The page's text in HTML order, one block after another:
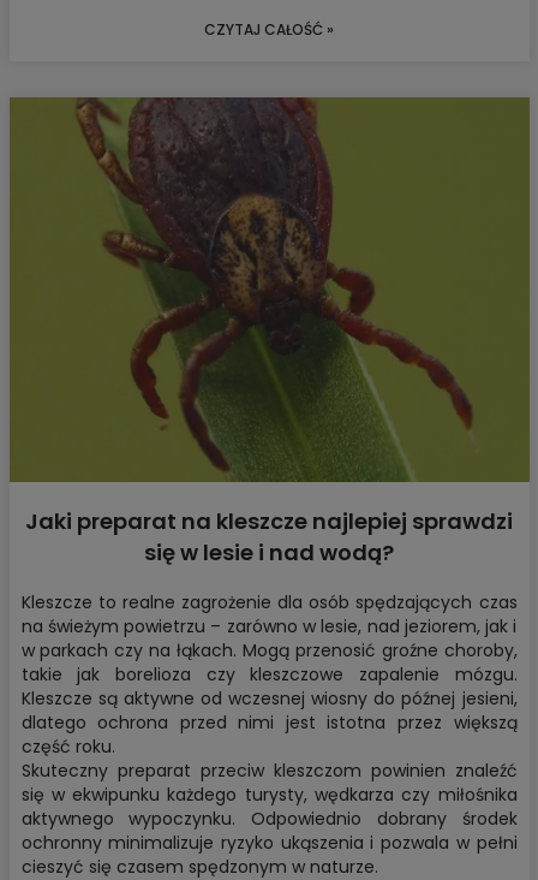
CZYTAJ CAŁOŚĆ »
Jaki preparat na kleszcze najlepiej sprawdzi
się w lesie i nad wodą?
Kleszcze to realne zagrożenie dla osób spędzających czas
na świeżym powietrzu – zarówno w lesie, nad jeziorem, jak i
w parkach czy na łąkach. Mogą przenosić groźne choroby,
takie jak borelioza czy kleszczowe zapalenie mózgu.
Kleszcze są aktywne od wczesnej wiosny do późnej jesieni,
dlatego ochrona przed nimi jest istotna przez większą
część roku.
Skuteczny preparat przeciw kleszczom powinien znaleźć
się w ekwipunku każdego turysty, wędkarza czy miłośnika
aktywnego wypoczynku. Odpowiednio dobrany środek
ochronny minimalizuje ryzyko ukąszenia i pozwala w pełni
cieszyć się czasem spędzonym w naturze.